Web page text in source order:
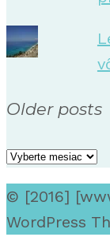
Older posts
Older
posts
© [2016]
WordPress